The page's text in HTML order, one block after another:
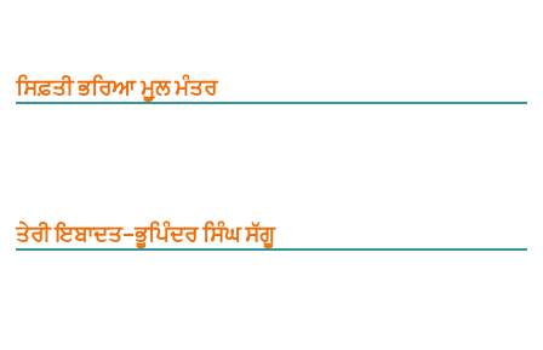
ਸਿਫ਼ਤੀ ਭਰਿਆ ਮੂ਼ਲ ਮੰਤਰ
ਤੇਰੀ ਇਬਾਦਤ–ਭੂਪਿੰਦਰ ਸਿੰਘ ਸੱਗੂ